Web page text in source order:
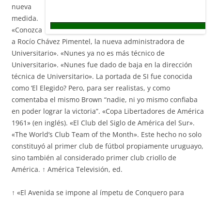
nueva
medida.
«Conozca
a Rocío Chávez Pimentel, la nueva administradora de
Universitario». «Nunes ya no es más técnico de
Universitario». «Nunes fue dado de baja en la dirección
técnica de Universitario». La portada de SI fue conocida
como ‘El Elegido? Pero, para ser realistas, y como
comentaba el mismo Brown “nadie, ni yo mismo confiaba
en poder lograr la victoria”. «Copa Libertadores de América
1961» (en inglés). «El Club del Siglo de América del Sur».
«The World’s Club Team of the Month». Este hecho no solo
constituyó al primer club de fútbol propiamente uruguayo,
sino también al considerado primer club criollo de
América. ↑ América Televisión, ed.
↑ «El Avenida se impone al ímpetu de Conquero para